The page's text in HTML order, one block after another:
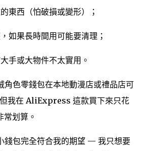
東西（怕破損或變形）；
如果長時間用可能要清理；
手或大物件不太實用。
角色零錢包在本地動漫店或禮品店可
我在 AliExpress 這款買下來只花
常划算。
錢包完全符合我的期望 — 我只想要